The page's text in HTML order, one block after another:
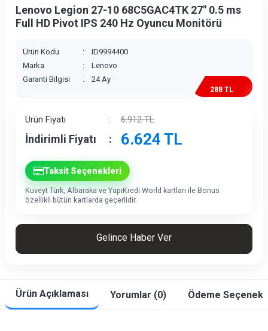
Lenovo Legion 27-10 68C5GAC4TK 27" 0.5 ms
Full HD Pivot IPS 240 Hz Oyuncu Monitörü
Ürün Kodu :
ID9994400
Marka
:
Lenovo
Garanti Bilgisi
: 24 Ay
288 TL
Ürün Fiyatı : 6.912TL
İndirimli Fiyatı : 6.624 TL
Taksit Seçenekleri
Kuveyt Türk, Albaraka ve YapıKredi World kartları ile Bonus
özellikli bütün kartlarda geçerlidir.
Gelince Haber Ver
Ürün Açıklaması Yorumlar (0) Ödeme